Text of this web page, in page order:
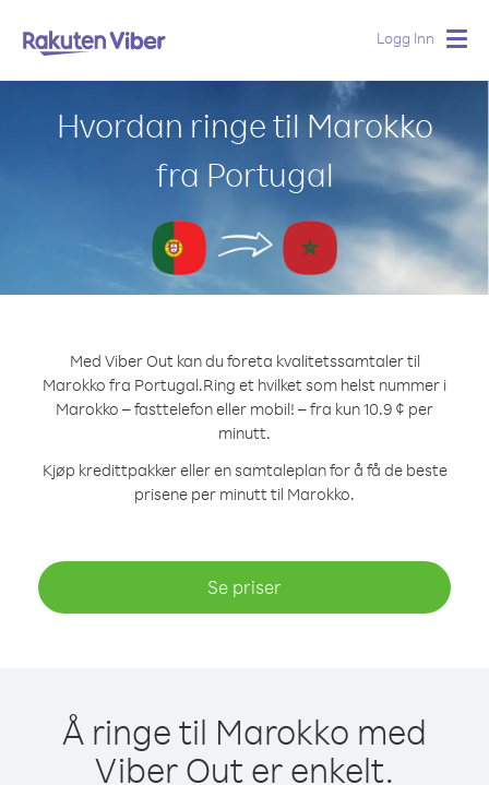
Logg Inn
Hvordan ringe til Marokko
fra Portugal
Med Viber Out kan du foreta kvalitetssamtaler til
Marokko fra Portugal.Ring et hvilket som helst nummer i
Marokko – fasttelefon eller mobil! – fra kun 10.9 ¢ per
minutt.
Kjøp kredittpakker eller en samtaleplan for å få de beste
prisene per minutt til Marokko.
Se priser
Å ringe til Marokko med
Viber Out er enkelt.